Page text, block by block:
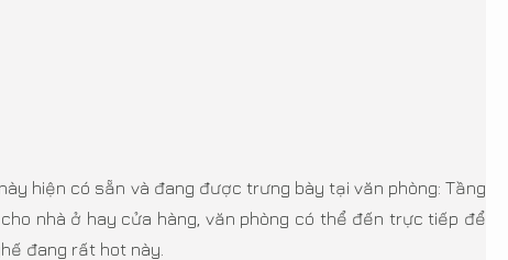
hiện có sẵn và đang được trưng bày tại văn phòng: Tầng
nhà ở hay cửa hàng, văn phòng có thể đến trực tiếp để
đang rất hot này.